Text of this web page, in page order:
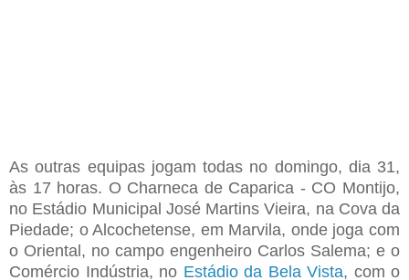
As outras equipas jogam todas no domingo, dia 31,
às 17 horas. O Charneca de Caparica - CO Montijo,
no Estádio Municipal José Martins Vieira, na Cova da
Piedade; oAlcochetense, em Marvila, onde jogacom
o Oriental, no campo engenheiro Carlos Salema; e o
Comércio Indústria, no Estádio da Bela Vista, com o